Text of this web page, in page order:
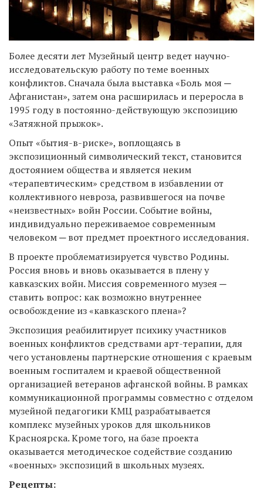
Более десяти лет Музейный центр ведет научно-
исследовательскую работу по теме военных
конфликтов. Сначала была выставка «Боль моя ─
Афганистан», затем она расширилась и переросла в
1995 году в постоянно-действующую экспозицию
«Затяжной прыжок».
Опыт «бытия-в-риске», воплощаясь в
экспозиционный символический текст, становится
достоянием общества и является неким
«терапевтическим» средством в избавлении от
коллективного невроза, развившегося на почве
«неизвестных» войн России. Событие войны,
индивидуально переживаемое современным
человеком ─ вот предмет проектного исследования.
В проекте проблематизируется чувство Родины.
Россия вновь и вновь оказывается в плену у
кавказских войн. Миссия современного музея ─
ставить вопрос: как возможно внутреннее
освобождение из «кавказского плена»?
Экспозиция реабилитирует психику участников
военных конфликтов средствами арт-терапии, для
чего установлены партнерские отношения с краевым
военным госпиталем и краевой общественной
организацией ветеранов афганской войны. В рамках
коммуникационной программы совместно с отделом
музейной педагогики КМЦ разрабатывается
комплекс музейных уроков для школьников
Красноярска. Кроме того, на базе проекта
оказывается методическое содействие созданию
«военных» экспозиций в школьных музеях.
Рецепты: